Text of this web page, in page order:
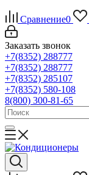
Сравнение0
Заказать звонок
+7(8352) 288777
+7(8352) 288777
+7(8352) 285107
+7(8352) 580-108
8(800) 300-81-65